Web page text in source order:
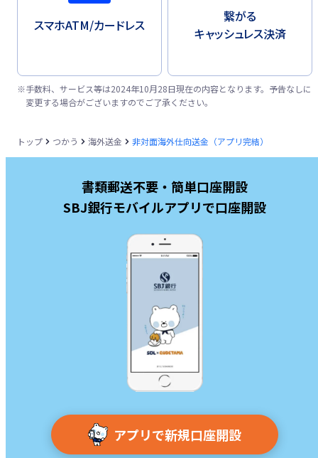
スマホATM/カードレス
繋がる
キャッシュレス決済
※手数料、サービス等は2024年10月28日現在の内容となります。予告なしに
変更する場合がございますのでご了承ください。
トップ つかう 海外送金 非対面海外仕向送金（アプリ完結）
書類郵送不要・簡単口座開設
SBJ銀行モバイルアプリで口座開設
アプリで新規口座開設